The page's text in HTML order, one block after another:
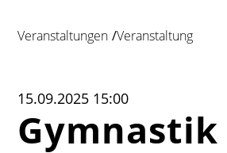
Veranstaltungen Veranstaltung
15.09.2025 15:00